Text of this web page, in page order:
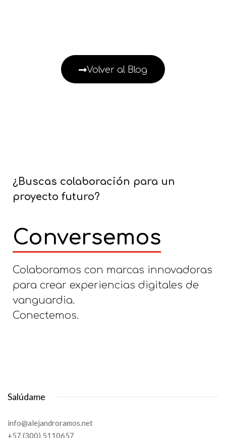
Volver al Blog
¿Buscas colaboración para un
proyecto futuro?
Conversemos
Colaboramos con marcas innovadoras
para crear experiencias digitales de
vanguardia.
Conectemos.
Salúdame
info@alejandroramos.net
+57 (300) 5110657